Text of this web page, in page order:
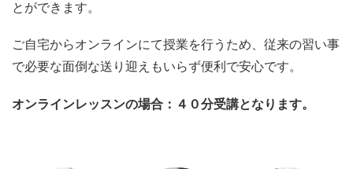
とができます。
ご自宅からオンラインにて授業を行うため、従来の習い事
で必要な面倒な送り迎えもいらず便利で安心です。
オンラインレッスンの場合：４０分受講となります。